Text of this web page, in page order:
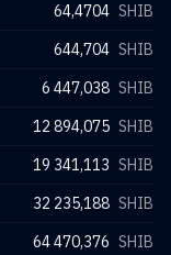
64,4704 SHIB
644,704 SHIB
6 447,038 SHIB
12 894,075 SHIB
19 341,113 SHIB
32 235,188 SHIB
64 470,376 SHIB